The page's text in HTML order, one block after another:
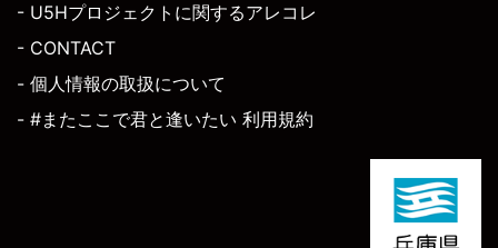
- U5Hプロジェクトに関するアレコレ
- CONTACT
- 個人情報の取扱について
- #またここで君と逢いたい 利用規約